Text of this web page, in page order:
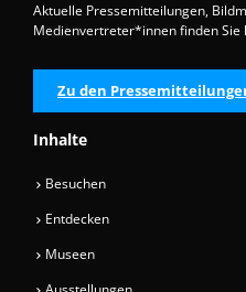
Aktuelle Pressemitteilungen,
Medienvertreter*innen finden Sie
Zu den
Inhalte
Besuchen
Entdecken
Museen